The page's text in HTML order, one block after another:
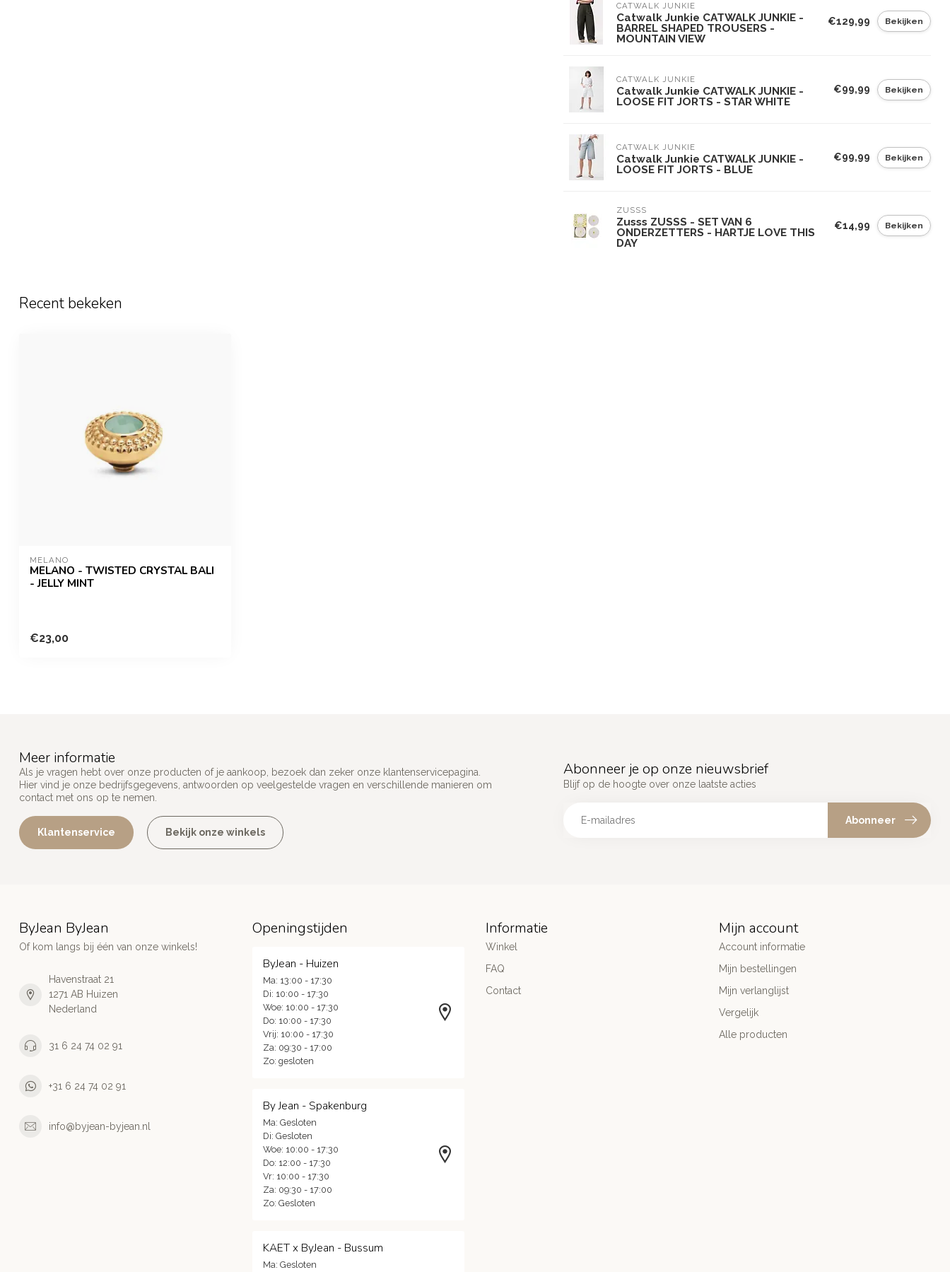
CATWALK JUNKIE
Catwalk Junkie CATWALK JUNKIE -
BARREL SHAPED TROUSERS -
MOUNTAIN VIEW
€129,99 Bekijken
CATWALK JUNKIE
Catwalk Junkie CATWALK JUNKIE -
LOOSE FIT JORTS - STAR WHITE
€99,99 Bekijken
CATWALK JUNKIE
Catwalk Junkie CATWALK JUNKIE -
LOOSE FIT JORTS - BLUE
€99,99 Bekijken
ZUSSS
Zusss ZUSSS - SET VAN 6
ONDERZETTERS - HARTJE LOVE THIS
DAY
€14,99 Bekijken
Recent bekeken
MELANO
MELANO - TWISTED CRYSTAL BALI
- JELLY MINT
€23,00
Meer informatie
Als je vragen hebt over onze producten of je aankoop, bezoek dan zeker onze klantenservicepagina.
Hier vind je onze bedrijfsgegevens, antwoorden op veelgestelde vragen en verschillende manieren om
contact met ons op te nemen.
Klantenservice Bekijk onze winkels
Abonneer je op onze nieuwsbrief
Blijf op de hoogte over onze laatste acties
Abonneer
ByJean ByJean
Of kom langs bij één van onze winkels!
Havenstraat 21
1271 AB Huizen
Nederland
31 6 24 74 02 91
+31 6 24 74 02 91
info@byjean-byjean.nl
Openingstijden
ByJean - Huizen
Ma: 13:00 - 17:30
Di: 10:00 - 17:30
Woe: 10:00 - 17:30
Do: 10:00 - 17:30
Vrij: 10:00 - 17:30
Za: 09:30 - 17:00
Zo: gesloten
By Jean - Spakenburg
Ma: Gesloten
Di: Gesloten
Woe: 10:00 - 17:30
Do: 12:00 - 17:30
Vr: 10:00 - 17:30
Za: 09:30 - 17:00
Zo: Gesloten
KAET x ByJean - Bussum
Ma: Gesloten
Informatie
Winkel
FAQ
Contact
Mijn account
Account informatie
Mijn bestellingen
Mijn verlanglijst
Vergelijk
Alle producten